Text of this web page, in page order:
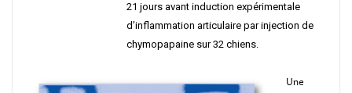
21 jours avant induction expérimentale
d’inflammation articulaire par injection de
chymopapaine sur 32 chiens.
Une